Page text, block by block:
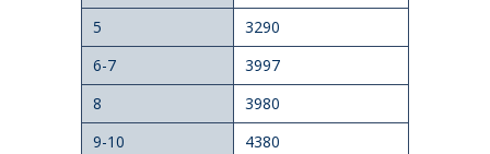
5
3290
6-7
3997
8
3980
9-10
4380